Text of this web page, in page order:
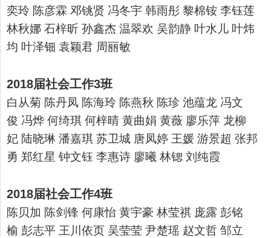
奕玲 陈彦霖 邓铫贤 冯冬宇 韩雨彤 黎棉铵 李钰莲
林秋娜 石梓昕 孙鑫杰 温翠欢 吴韵静 叶水儿 叶炜
均 叶泽钿 袁颖君 周丽敏
2018届社会工作3班
白从菊 陈丹凤 陈海玲 陈燕秋 陈珍 池蕴龙 冯文
俊 冯烨 何绮琪 何梓晴 黄曲娟 黄薇 廖乐萍 龙柳
妃 陆晓琳 潘嘉琪 苏卫城 唐凤婷 王媛 游景超 张邦
勇 郑红星 钟文钰 李惠诗 廖曦 林锶 刘纯霞
2018届社会工作4班
陈贝加 陈剑锋 何康怡 黄宇豪 林莹祺 庞露 彭铭
榆 彭志平 王川依页 吴莹莹 尹楚瑶 赵文哲 邹立